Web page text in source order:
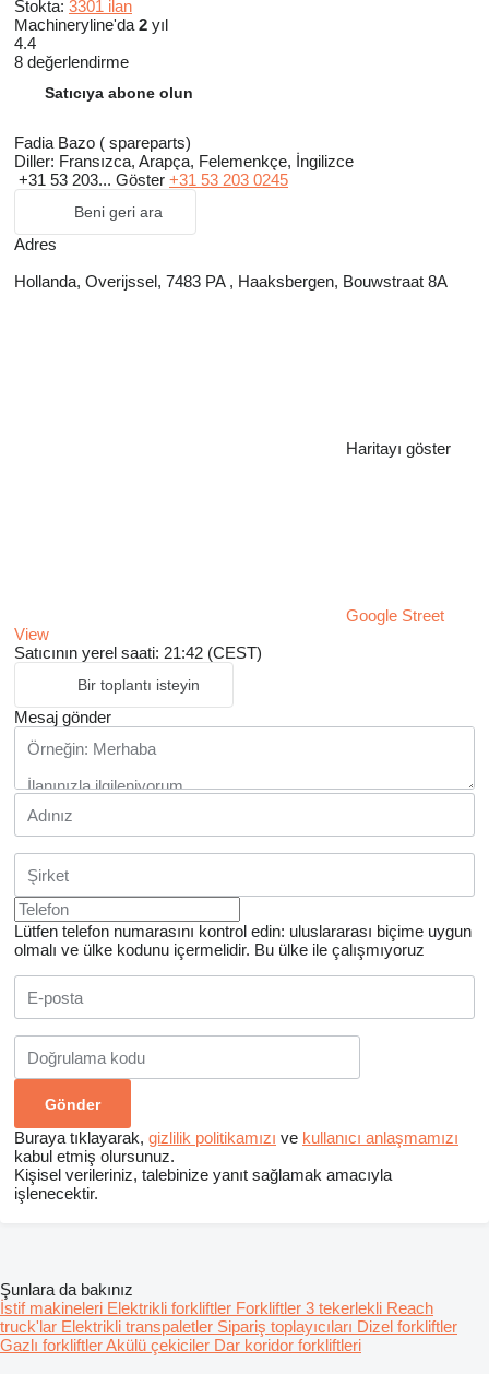
Stokta: 3301 ilan
Machineryline'da 2 yıl
4.4
8 değerlendirme
Satıcıya abone olun
Fadia Bazo ( spareparts)
Diller: Fransızca, Arapça, Felemenkçe, İngilizce
+31 53 203... Göster +31 53 203 0245
Beni geri ara
Adres
Hollanda, Overijssel, 7483 PA , Haaksbergen, Bouwstraat 8A
Haritayı göster
Google Street
View
Satıcının yerel saati: 21:42 (CEST)
Bir toplantı isteyin
Mesaj gönder
Lütfen telefon numarasını kontrol edin: uluslararası biçime uygun
olmalı ve ülke kodunu içermelidir. Bu ülke ile çalışmıyoruz
Buraya tıklayarak, gizlilik politikamızı ve kullanıcı anlaşmamızı
kabul etmiş olursunuz.
Kişisel verileriniz, talebinize yanıt sağlamak amacıyla
işlenecektir.
Şunlara da bakınız
İstif makineleri Elektrikli forkliftler Forkliftler 3 tekerlekli Reach
truck'lar Elektrikli transpaletler Sipariş toplayıcıları Dizel forkliftler
Gazlı forkliftlerAkülü çekiciler Dar koridor forkliftleri